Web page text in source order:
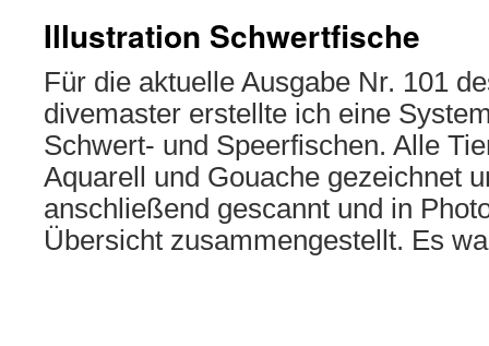
Illustration Schwertfische
Für die aktuelle Ausgabe Nr. 101
divemaster erstellte ich eine
Schwert- und Speerfischen. Alle
Aquarell und Gouache gezeichnet
anschließend gescannt und in
Übersicht zusammengestellt. Es